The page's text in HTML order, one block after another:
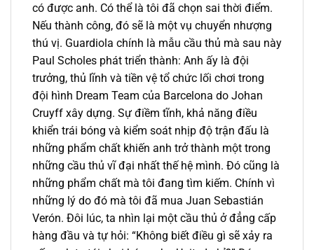
có được anh. Có thể là tôi đã chọn sai thời điểm.
Nếu thành công, đó sẽ là một vụ chuyển nhượng
thú vị. Guardiola chính là mẫu cầu thủ mà sau này
Paul Scholes phát triển thành: Anh ấy là đội
trưởng, thủ lĩnh và tiền vệ tổ chức lối chơi trong
đội hình Dream Team của Barcelona do Johan
Cruyff xây dựng. Sự điềm tĩnh, khả năng điều
khiển trái bóng và kiểm soát nhịp độ trận đấu là
những phẩm chất khiến anh trở thành một trong
những cầu thủ vĩ đại nhất thế hệ mình. Đó cũng là
những phẩm chất mà tôi đang tìm kiếm. Chính vì
những lý do đó mà tôi đã mua Juan Sebastián
Verón. Đôi lúc, ta nhìn lại một cầu thủ ở đẳng cấp
hàng đầu và tự hỏi: “Không biết điều gì sẽ xảy ra